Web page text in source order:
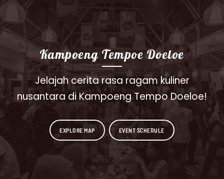
Kampoeng Tempoe Doeloe
Jelajah cerita rasa ragam kuliner
nusantara di Kampoeng Tempo Doeloe!
EXPLORE MAP EVENT SCHEDULE